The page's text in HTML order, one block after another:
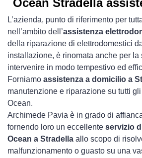
Ocean Stradella
L’azienda, punto di riferimento per
nell’ambito dell’assistenza
della riparazione di elettrodomestici
installazione, è rinomata anche per la
intervenire in modo tempestivo ed
Forniamo assistenza a domicilio a
manutenzione e riparazione su tutti
Ocean.
Archimede Pavia è in grado di
fornendo loro un eccellente servizio
Ocean a Stradella allo scopo di
malfunzionamento o guasto su una